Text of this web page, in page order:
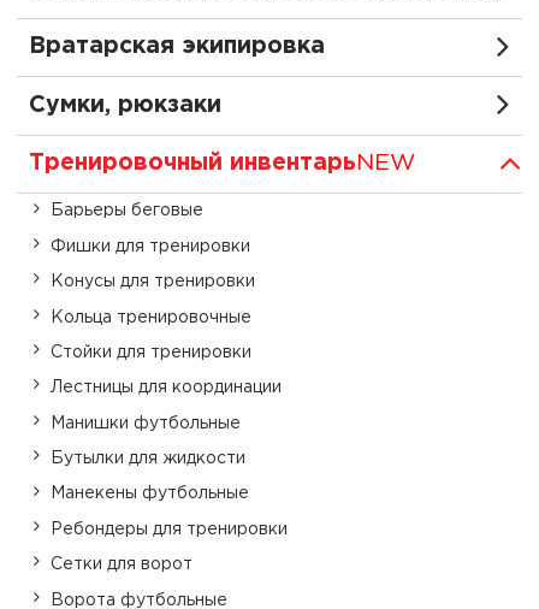
Вратарская экипировка
Сумки, рюкзаки
Тренировочный инвентарь NEW
Барьеры беговые
Фишки для тренировки
Конусы для тренировки
Кольца тренировочные
Стойки для тренировки
Лестницы для координации
Манишки футбольные
Бутылки для жидкости
Манекены футбольные
Ребондеры для тренировки
Сетки для ворот
Ворота футбольные